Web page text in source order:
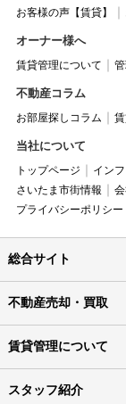
お客様の声【賃貸】
オーナー様へ
賃貸管理について
不動産コラム
お部屋探しコラム
当社について
トップページ イン
さいたま市街情報
プライバシーポリシー
総合サイト
不動産売却・買取
賃貸管理について
スタッフ紹介